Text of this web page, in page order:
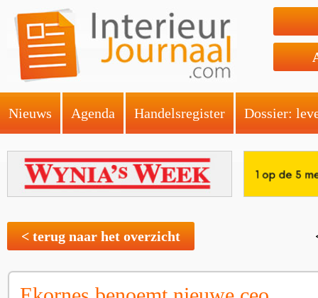
Nieuws Agenda Handelsregister Dossier:
< terug naar het overzicht